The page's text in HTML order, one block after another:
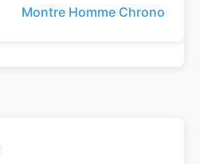
Montre Homme Chrono